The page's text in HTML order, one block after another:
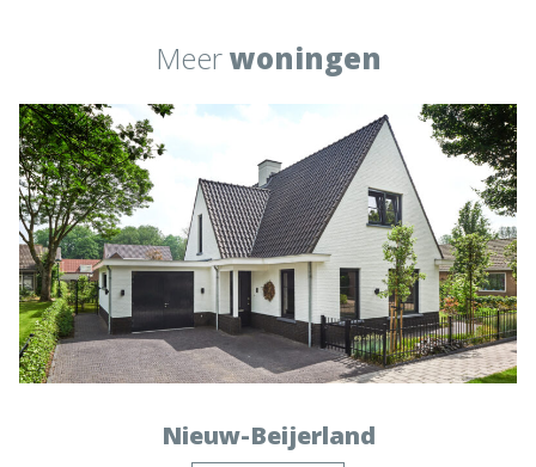
Meerwoningen
Nieuw-Beijerland